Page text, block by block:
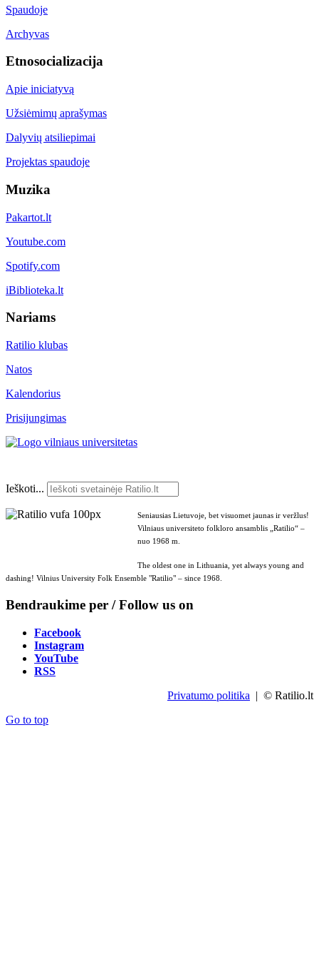
Spaudoje
Archyvas
Etnosocializacija
Apie iniciatyvą
Užsiėmimų aprašymas
Dalyvių atsiliepimai
Projektas spaudoje
Muzika
Pakartot.lt
Youtube.com
Spotify.com
iBiblioteka.lt
Nariams
Ratilio klubas
Natos
Kalendorius
Prisijungimas
Ieškoti...
Seniausias Lietuvoje, bet visuomet jaunas ir veržlus!
Vilniaus universiteto folkloro ansamblis „Ratilio“ –
nuo 1968 m.
The oldest one in Lithuania, yet always young and
dashing! Vilnius University Folk Ensemble "Ratilio" – since 1968.
Bendraukime per / Follow us on
Facebook
Instagram
YouTube
RSS
Privatumo politika | © Ratilio.lt
Go to top